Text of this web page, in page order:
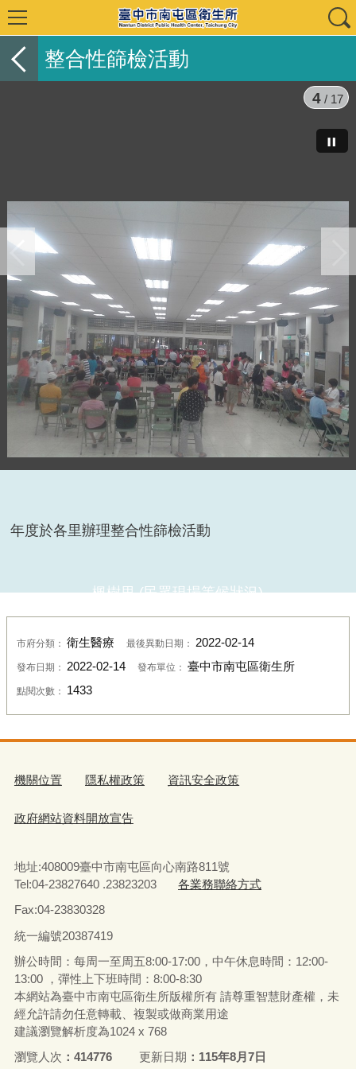
整合性篩檢活動
楓樹里 (民眾現場依序排隊受檢)
5 / 17
年度於各里辦理整合性篩檢活動
市府分類： 衛生醫療 最後異動日期： 2022-02-14
發布日期： 2022-02-14 發布單位： 臺中市南屯區衛生所
點閱次數： 1433
機關位置 隱私權政策 資訊安全政策
政府網站資料開放宣告
地址:408009臺中市南屯區向心南路811號
Tel:04-23827640 .23823203
各業務聯絡方式
Fax:04-23830328
統一編號20387419
辦公時間：每周一至周五8:00-17:00，中午休息時間：12:00-
13:00 ，彈性上下班時間：8:00-8:30
本網站為臺中市南屯區衛生所版權所有 請尊重智慧財產權，未
經允許請勿任意轉載、複製或做商業用途
建議瀏覽解析度為1024 x 768
瀏覽人次
414776 更新日期 115年8月7日